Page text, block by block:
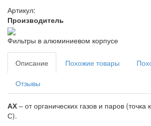
Артикул:
Производитель
Фильтры в алюминиевом корпусе
Описание Похожие товары
Отзывы
АХ – от органических газов и паров (точка
С).